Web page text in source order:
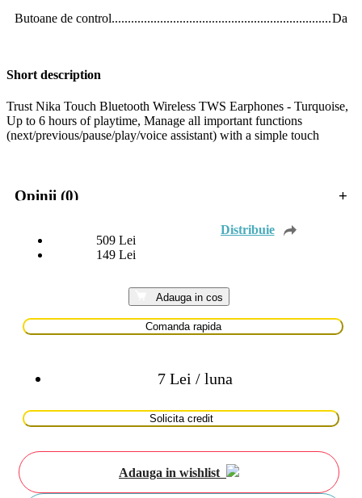
Butoane de control
Da
Short description
Trust Nika Touch Bluetooth Wireless TWS Earphones - Turquoise,
Up to 6 hours of playtime, Manage all important functions
(next/previous/pause/play/voice assistant) with a simple touch
Opinii (0) +
509 Lei
149 Lei
Adauga in cos
Comanda rapida
7 Lei / luna
Solicita credit
Adauga in wishlist